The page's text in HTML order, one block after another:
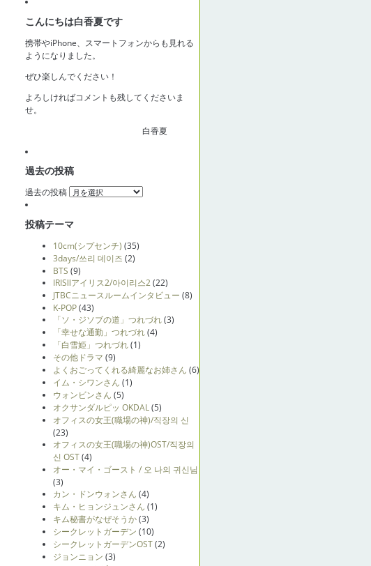
こんにちは白香夏です
携帯やiPhone、スマートフォンからも見れる
ようになりました。
ぜひ楽しんでください！
よろしければコメントも残してくださいま
せ。
白香夏
過去の投稿
過去の投稿
投稿テーマ
10cm(シプセンチ) (35)
3days/쓰리 데이즈 (2)
BTS (9)
IRISⅡアイリス2/아이리스2(22)
JTBCニュースルームインタビュー (8)
K-POP(43)
「ソ・ジソブの道」つれづれ(3)
「幸せな通勤」つれづれ(4)
「白雪姫」つれづれ(1)
その他ドラマ (9)
よくおごってくれる綺麗なお姉さん (6)
イム・シワンさん (1)
ウォンビンさん (5)
オクサンダルピッ OKDAL(5)
オフィスの女王(職場の神)/직장의 신
(23)
オフィスの女王(職場の神)OST/직장의
신 OST(4)
オー・マイ・ゴースト / 오 나의 귀신님
(3)
カン・ドンウォンさん (4)
キム・ヒョンジュンさん (1)
キム秘書がなぜそうか(3)
シークレットガーデン (10)
シークレットガーデンOST(2)
ジョンニョン (3)